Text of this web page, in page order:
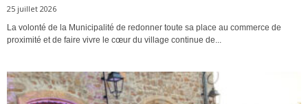
25 juillet 2026
La volonté de la Municipalité de redonner toute sa place au commerce de
proximité et de faire vivre le cœur du village continue de...